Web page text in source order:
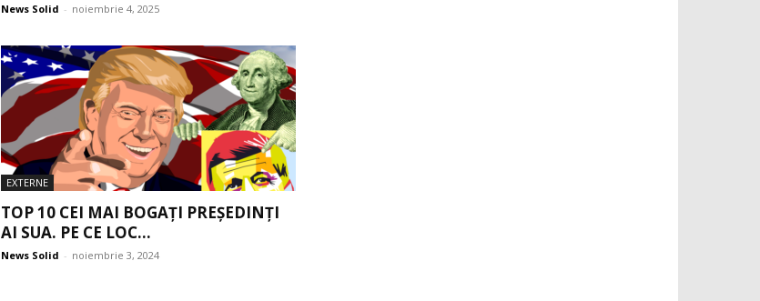
News Solid - noiembrie 4, 2025
EXTERNE
TOP 10 CEI MAI BOGAȚI PREȘEDINȚI
AI SUA. PE CE LOC...
News Solid - noiembrie 3, 2024